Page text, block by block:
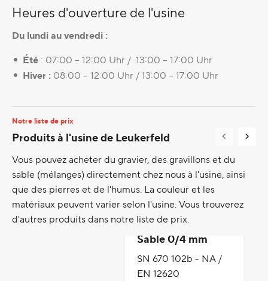
Heures d'ouverture de l'usine
Du lundi au vendredi :
Été : 07:00 – 12:00 Uhr / 13:00 – 17:00 Uhr
Hiver : 08:00 – 12:00 Uhr / 13:00 – 17:00 Uhr
Produits à l'usine de Leukerfeld
Vous pouvez acheter du gravier, des gravillons et du
sable (mélanges) directement chez nous à l'usine, ainsi
que des pierres et de l'humus. La couleur et les
matériaux peuvent varier selon l'usine. Vous trouverez
d'autres produits dans notre liste de prix.
Sable 0/4 mm
SN 670 102b - NA /
EN 12620
Notre liste de prix